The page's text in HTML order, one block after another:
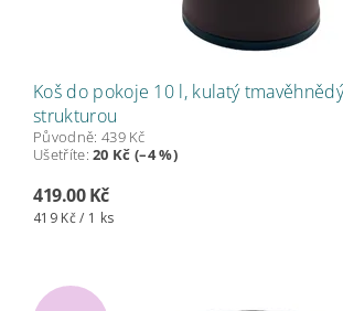
Koš do pokoje 10 l, kulatý
strukturou
Původně: 439 Kč
Ušetříte:20 Kč (–4 %)
419.00 Kč
419 Kč / 1 ks